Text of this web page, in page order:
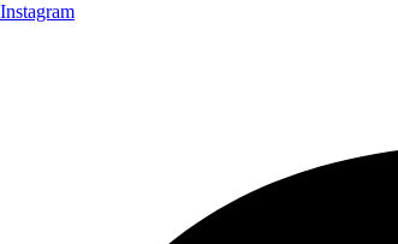
Instagram